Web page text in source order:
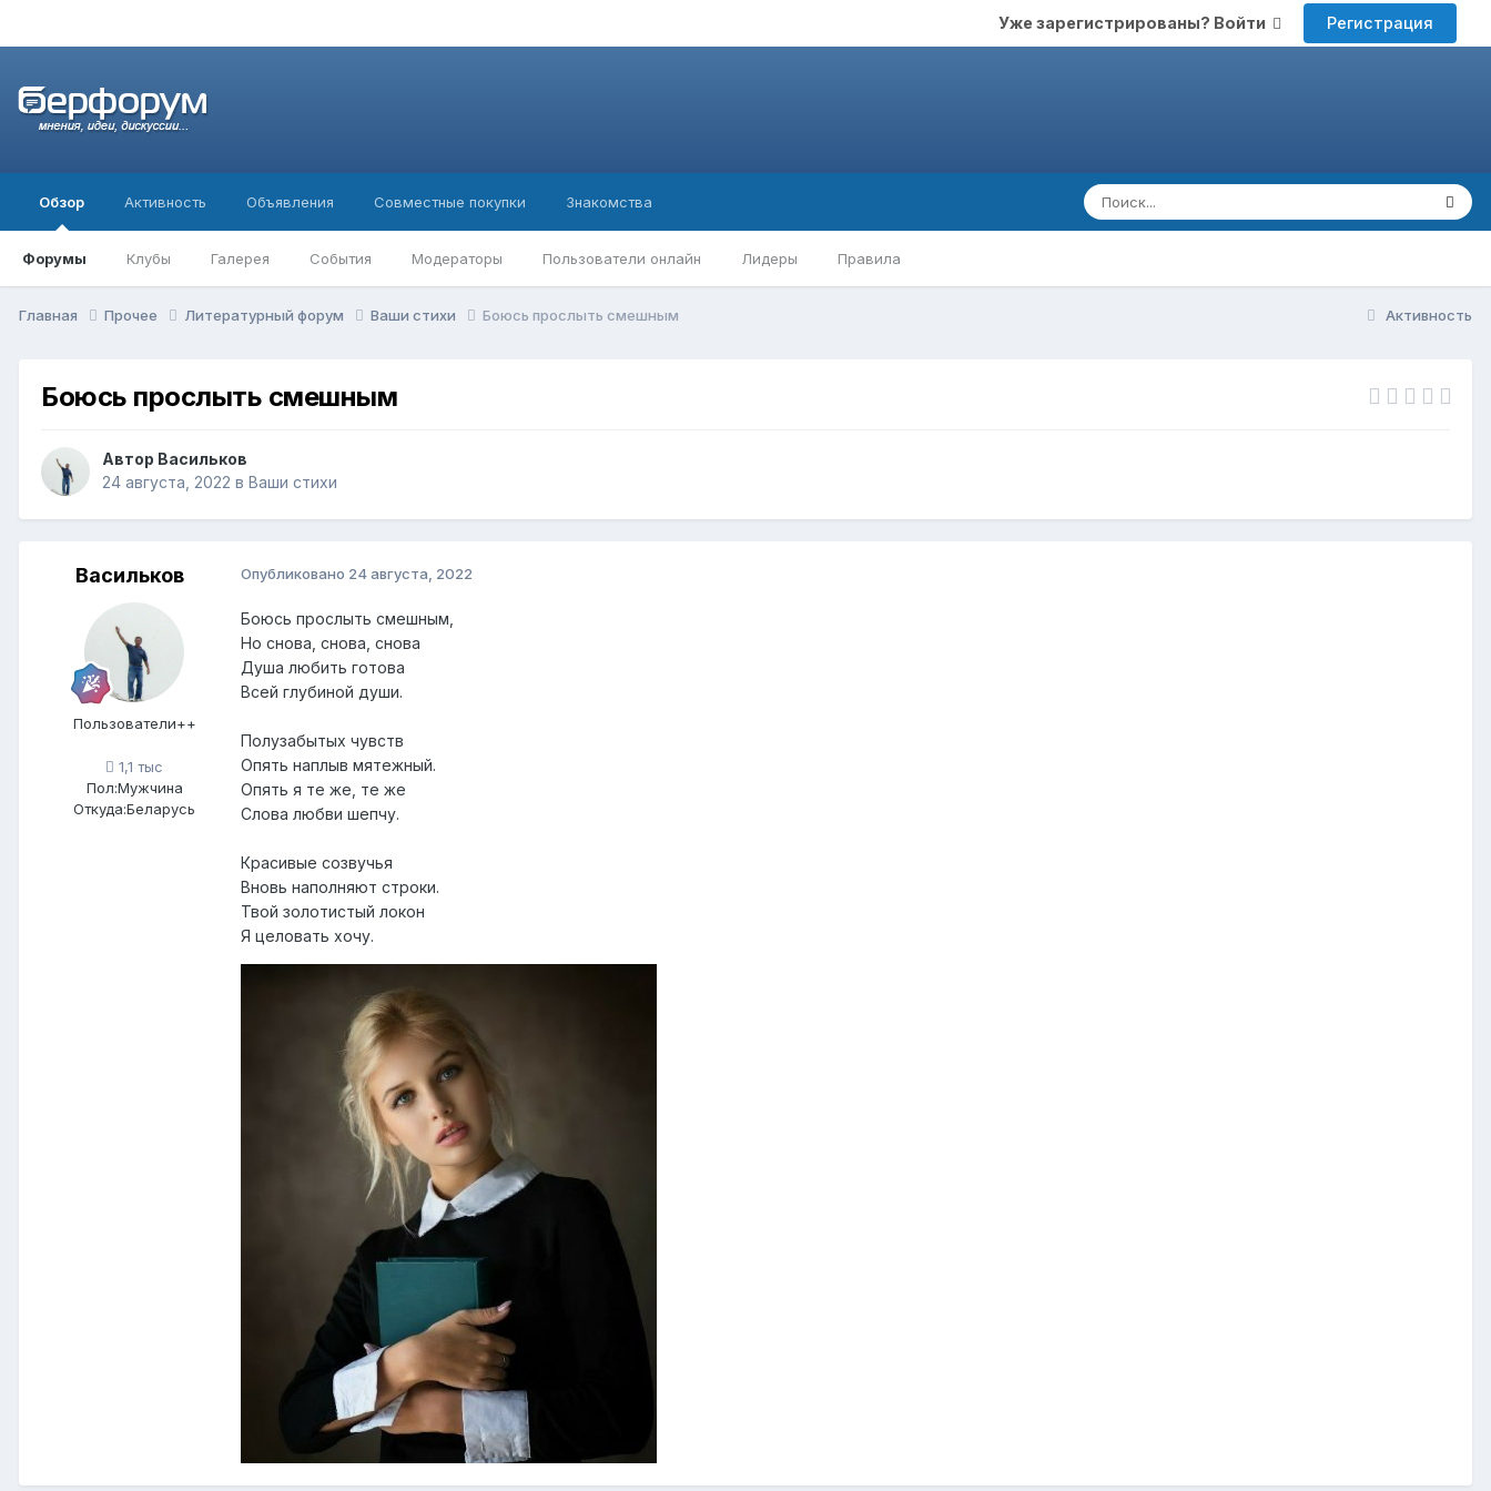
Уже зарегистрированы? Войти Регистрация
Обзор
Форумы Клубы Галерея События Модераторы Пользователи онлайн Лидеры Правила
Активность Объявления Совместные покупки Знакомства
Активность
Главная Прочее Литературный форум Ваши стихи Боюсь прослыть смешным
Боюсь прослыть смешным
Автор Васильков
24 августа, 2022 в Ваши стихи
Васильков
Пользователи++
1,1 тыс
Пол:Мужчина
Откуда:Беларусь
Опубликовано 24 августа, 2022
Боюсь прослыть смешным,
Но снова, снова, снова
Душа любить готова
Всей глубиной души.
Полузабытых чувств
Опять наплыв мятежный.
Опять я те же, те же
Слова любви шепчу.
Красивые созвучья
Вновь наполняют строки.
Твой золотистый локон
Я целовать хочу.